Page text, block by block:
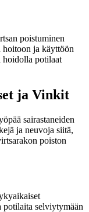
poistuminen
hoitoon ja käyttöön
hoidolla potilaat
ja Vinkit
sairastaneiden
ja neuvoja siitä,
poiston
potilaita selviytymään